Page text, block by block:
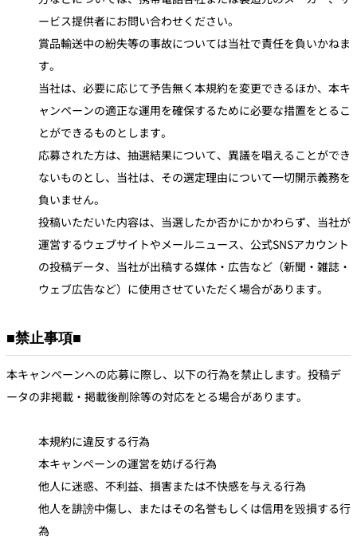
ービス提供者にお問い合わせください。
賞品輸送中の紛失等の事故については当社で責任を負いかねま
す。
当社は、必要に応じて予告無く本規約を変更できるほか、本キ
ャンペーンの適正な運用を確保するために必要な措置をとるこ
とができるものとします。
応募された方は、抽選結果について、異議を唱えることができ
ないものとし、当社は、その選定理由について一切開示義務を
負いません。
投稿いただいた内容は、当選したか否かにかかわらず、当社が
運営するウェブサイトやメールニュース、公式SNSアカウント
の投稿データ、当社が出稿する媒体・広告など（新聞・雑誌・
ウェブ広告など）に使用させていただく場合があります。
■禁止事項■
本キャンペーンへの応募に際し、以下の行為を禁止します。投稿デ
ータの非掲載・掲載後削除等の対応をとる場合があります。
本規約に違反する行為
本キャンペーンの運営を妨げる行為
他人に迷惑、不利益、損害または不快感を与える行為
他人を誹謗中傷し、またはその名誉もしくは信用を毀損する行
為